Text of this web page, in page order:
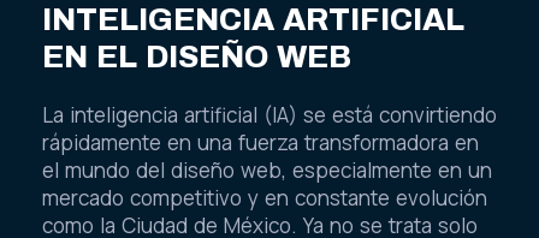
INTELIGENCIA ARTIFICIAL
EN EL DISEÑO WEB
La inteligencia artificial (IA) se está convirtiendo
rápidamente en una fuerza transformadora en
el mundo del diseño web, especialmente en un
mercado competitivo y en constante evolución
como la Ciudad de México. Ya no se trata solo